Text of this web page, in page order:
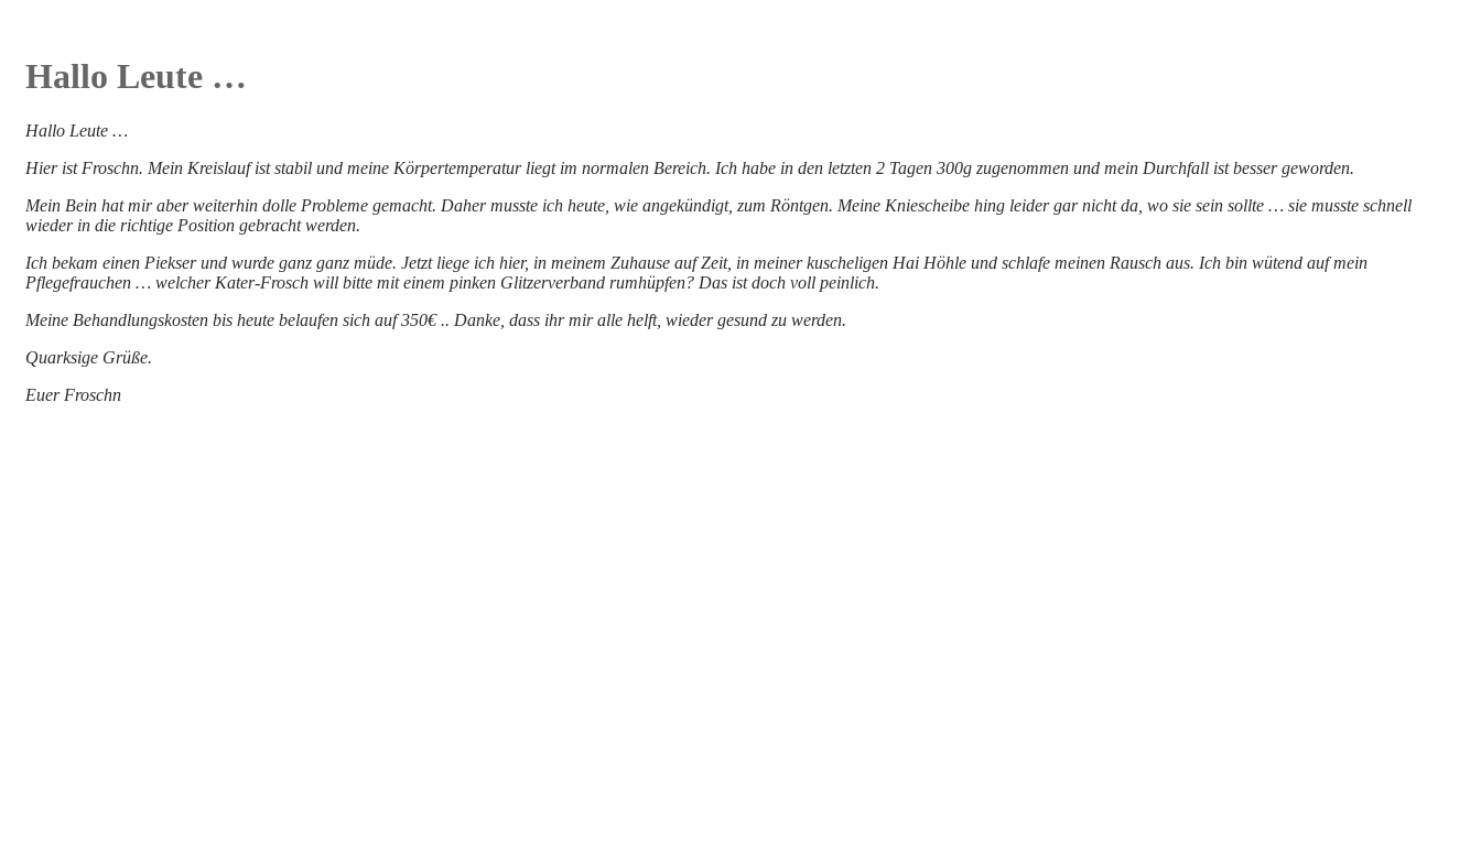
Hallo Leute …
Hallo Leute …
Hier ist Froschn. Mein Kreislauf ist stabil und meine Körpertemperatur liegt im normalen Bereich. Ich habe in den letzten 2 Tagen 300g zugenommen und mein Durchfall ist besser geworden.
Mein Bein hat mir aber weiterhin dolle Probleme gemacht. Daher musste ich heute, wie angekündigt, zum Röntgen. Meine Kniescheibe hing leider gar nicht da, wo sie sein sollte … sie musste schnell
wieder in die richtige Position gebracht werden.
Ich bekam einen Piekser und wurde ganz ganz müde. Jetzt liege ich hier, in meinem Zuhause auf Zeit, in meiner kuscheligen Hai Höhle und schlafe meinen Rausch aus. Ich bin wütend auf mein
Pflegefrauchen … welcher Kater-Frosch will bitte mit einem pinken Glitzerverband rumhüpfen? Das ist doch voll peinlich.
Meine Behandlungskosten bis heute belaufen sich auf 350€ .. Danke, dass ihr mir alle helft, wieder gesund zu werden.
Quarksige Grüße.
Euer Froschn